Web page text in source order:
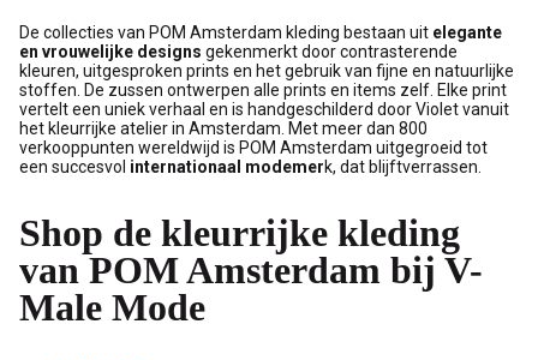
De collecties van POM Amsterdam kleding bestaan uit elegante
en vrouwelijke designs gekenmerkt door contrasterende
kleuren, uitgesproken prints en het gebruik van fijne en natuurlijke
stoffen. De zussen ontwerpen alle prints en items zelf. Elke print
vertelt een uniek verhaal en is handgeschilderd door Violet vanuit
het kleurrijke atelier in Amsterdam. Met meer dan 800
verkooppunten wereldwijd is POM Amsterdam uitgegroeid tot
een succesvol internationaal modemerk, dat blijftverrassen.
Shop de kleurrijke kleding
van POM Amsterdam bij V-
Male Mode